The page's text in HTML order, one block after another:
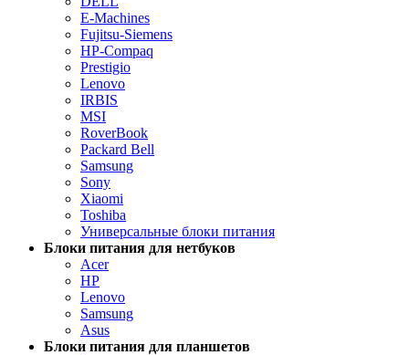
E-Machines
Fujitsu-Siemens
HP-Compaq
Prestigio
Lenovo
IRBIS
MSI
RoverBook
Packard Bell
Samsung
Sony
Xiaomi
Toshiba
Универсальные блоки питания
Блоки питания для нетбуков
Acer
HP
Lenovo
Samsung
Asus
Блоки питания для планшетов